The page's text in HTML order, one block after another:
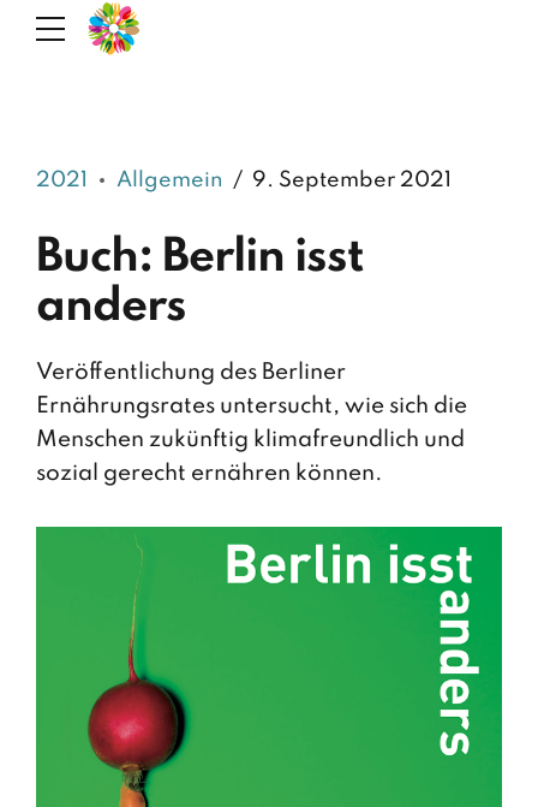
2021 Allgemein 9. September 2021
Buch: Berlin isst
anders
Veröffentlichung des Berliner
Ernährungsrates untersucht, wie sich die
Menschen zukünftig klimafreundlich und
sozial gerecht ernähren können.